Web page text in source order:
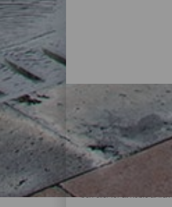
Indkvartering
I et hus på landet midt i
alternativer til alle slags
øen eller for at koble af fra